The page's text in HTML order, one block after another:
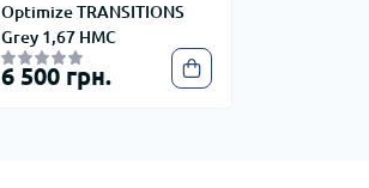
Optimize TRANSITIONS
Grey 1,67 HMC
6 500 грн.